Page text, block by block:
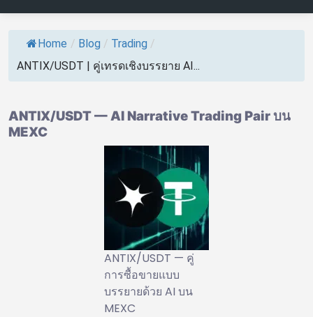
Home / Blog / Trading /
ANTIX/USDT | คู่เทรดเชิงบรรยาย AI...
ANTIX/USDT — AI Narrative Trading Pair บน
MEXC
ANTIX/USDT — คู่
การซื้อขายแบบ
บรรยายด้วย AI บน
MEXC